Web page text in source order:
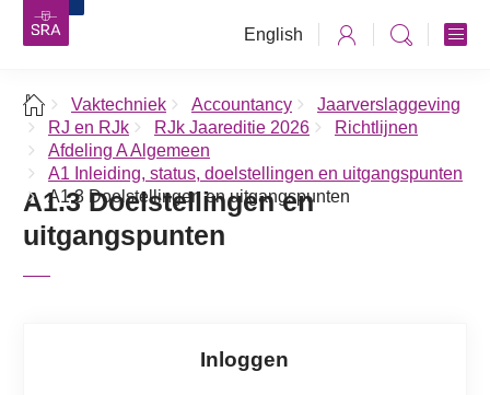
English
Vaktechniek Accountancy
Jaarverslaggeving
RJ en RJk
RJk Jaareditie 2026
Richtlijnen
Afdeling A Algemeen
A1 Inleiding, status, doelstellingen en uitgangspunten
A1.3 Doelstellingen en uitgangspunten
A1.3 Doelstellingen en
uitgangspunten
Inloggen